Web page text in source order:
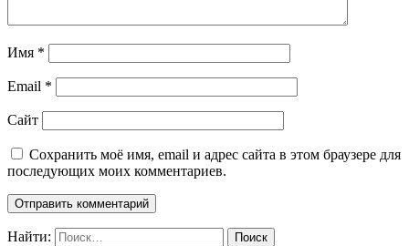
Имя *
Email *
Сайт
Сохранить моё имя, email и адрес сайта в этом браузере для
последующих моих комментариев.
Найти: